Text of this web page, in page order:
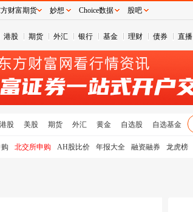
港股 期货 外汇 银行 基金 理财 债券 直播
港股 美股 期货 外汇 黄金 自选股 自选基金
北交所申购 AH股比价 年报大全 融资融券 龙虎榜
财富期货 妙想 Choice数据 股吧